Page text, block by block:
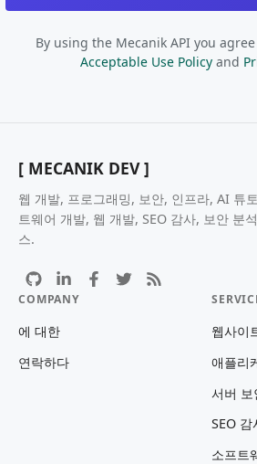
By using the Mecanik API you
Acceptable Use Policy and
[ MECANIK DEV ]
웹 개발, 프로그래밍, 보안, 인프라, AI 튜
트웨어 개발, 웹 개발, SEO 감사, 보안 분
스.
COMPANY
에 대한
연락하다
웹사이
애플리
서버 보
SEO 감
소프트